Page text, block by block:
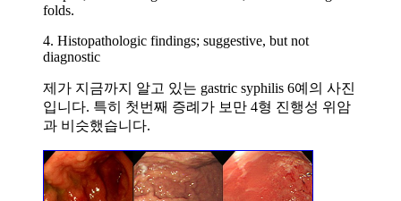
folds.
4. Histopathologic findings; suggestive, but not
diagnostic
제가 지금까지 알고 있는 gastric syphilis 6예의 사진
입니다. 특히 첫번째 증례가 보만 4형 진행성 위암
과 비슷했습니다.